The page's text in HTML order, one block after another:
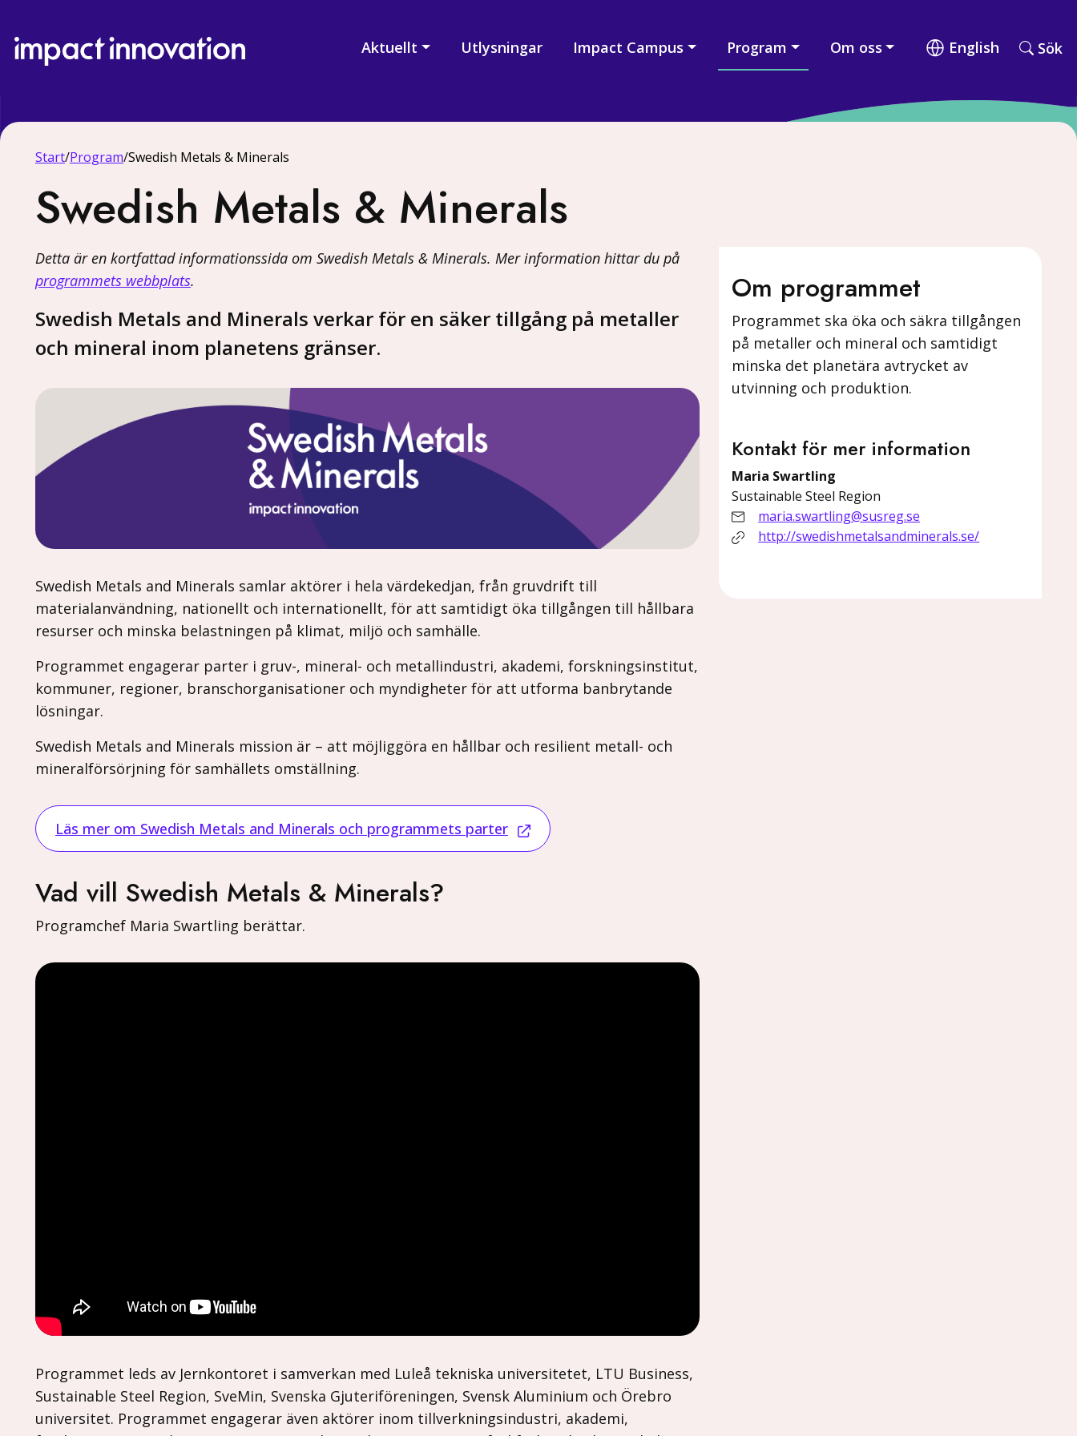
Aktuellt Utlysningar Impact Campus Program Om oss English Sök
Start/Program/Swedish Metals & Minerals
Swedish Metals & Minerals
Detta är en kortfattad informationssida om Swedish Metals & Minerals. Mer information hittar du på
programmets webbplats.
Swedish Metals and Minerals verkar för en säker tillgång på metaller
och mineral inom planetens gränser.
Swedish Metals and Minerals samlar aktörer i hela värdekedjan, från gruvdrift till
materialanvändning, nationellt och internationellt, för att samtidigt öka tillgången till hållbara
resurser och minska belastningen på klimat, miljö och samhälle.
Programmet engagerar parter i gruv-, mineral- och metallindustri, akademi, forskningsinstitut,
kommuner, regioner, branschorganisationer och myndigheter för att utforma banbrytande
lösningar.
Swedish Metals and Minerals mission är – att möjliggöra en hållbar och resilient metall- och
mineralförsörjning för samhällets omställning.
Läs mer om Swedish Metals and Minerals och programmets parter
Vad vill Swedish Metals & Minerals?
Programchef Maria Swartling berättar.
Programmet leds av Jernkontoret i samverkan med Luleå tekniska universitetet, LTU Business,
Sustainable Steel Region, SveMin, Svenska Gjuteriföreningen, Svensk Aluminium och Örebro
universitet. Programmet engagerar även aktörer inom tillverkningsindustri, akademi,
Om programmet
Programmet ska öka och säkra tillgången
på metaller och mineral och samtidigt
minska det planetära avtrycket av
utvinning och produktion.
Kontakt för mer information
Maria Swartling
Sustainable Steel Region
maria.swartling@susreg.se
http://swedishmetalsandminerals.se/